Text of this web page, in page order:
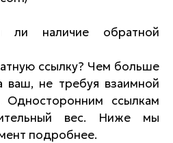
ли наличие обратной
ссылку? Чем больше
ваш, не требуя взаимной
ссылкам
вес. Ниже мы
подробнее.